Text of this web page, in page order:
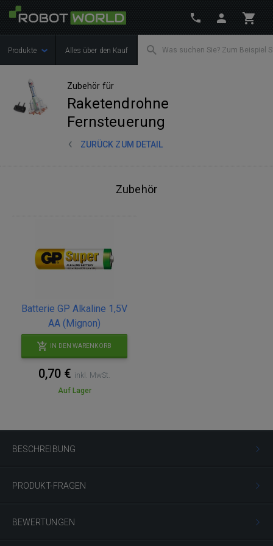
Produkte Alles über den Kauf
Zubehör für
Raketendrohne
Fernsteuerung
ZURÜCK ZUM DETAIL
BESCHREIBUNG
PRODUKT-FRAGEN
BEWERTUNGEN
Zubehör
Batterie GP Alkaline 1,5V
AA (Mignon)
IN DEN WARENKORB
0,70 € inkl. MwSt.
Auf Lager